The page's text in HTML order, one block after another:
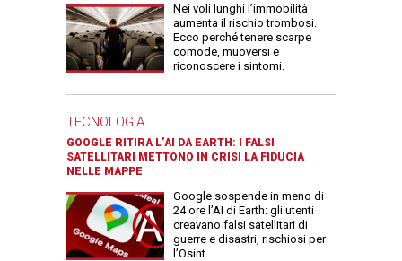
Nei voli lunghi l’immobilità
aumenta il rischio trombosi.
Ecco perché tenere scarpe
comode, muoversi e
riconoscere i sintomi.
TECNOLOGIA
GOOGLE RITIRA L’AI DA EARTH: I FALSI
SATELLITARI METTONO IN CRISI LA FIDUCIA
NELLE MAPPE
Google sospende in meno di
24 ore l’AI di Earth: gli utenti
creavano falsi satellitari di
guerre e disastri, rischiosi per
l’Osint.